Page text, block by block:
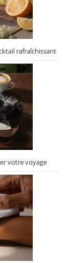
rafraîchissant
votre voyage